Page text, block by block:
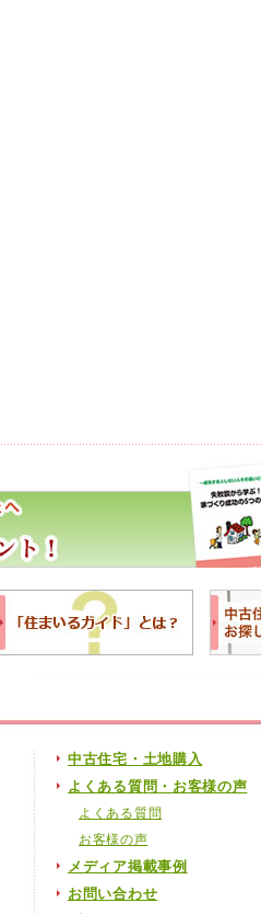
中古住宅・土地購入
よくある質問・お客様の声
よくある質問
お客様の声
メディア掲載事例
お問い合わせ